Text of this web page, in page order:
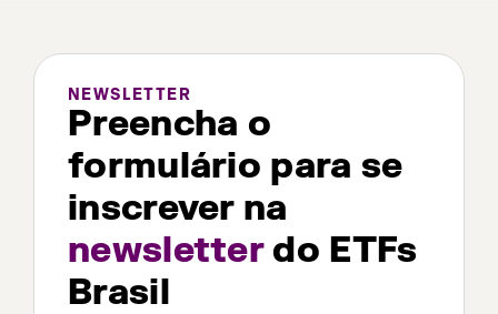
NEWSLETTER
Preencha o
formulário para se
inscrever na
newsletterdo ETFs
Brasil